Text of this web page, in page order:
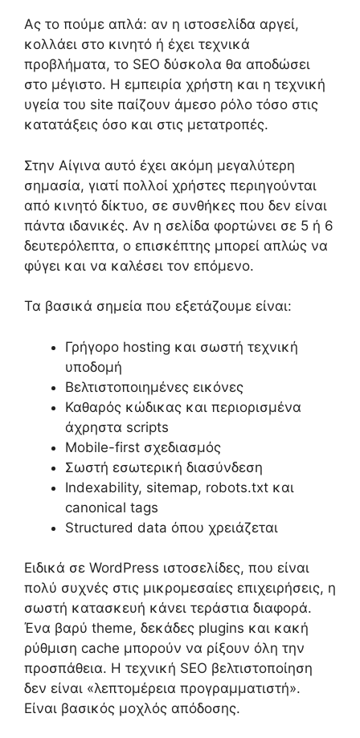
Ας το πούμε απλά: αν η ιστοσελίδα αργεί,
κολλάει στο κινητό ή έχει τεχνικά
προβλήματα, το SEO δύσκολα θα αποδώσει
στο μέγιστο. Η εμπειρία χρήστη και η τεχνική
υγεία του site παίζουν άμεσο ρόλο τόσο στις
κατατάξεις όσο και στις μετατροπές.
Στην Αίγινα αυτό έχει ακόμη μεγαλύτερη
σημασία, γιατί πολλοί χρήστες περιηγούνται
από κινητό δίκτυο, σε συνθήκες που δεν είναι
πάντα ιδανικές. Αν η σελίδα φορτώνει σε 5 ή 6
δευτερόλεπτα, ο επισκέπτης μπορεί απλώς να
φύγει και να καλέσει τον επόμενο.
Τα βασικά σημεία που εξετάζουμε είναι:
Γρήγορο hosting και σωστή τεχνική
υποδομή
Βελτιστοποιημένες εικόνες
Καθαρός κώδικας και περιορισμένα
άχρηστα scripts
Mobile-first σχεδιασμός
Σωστή εσωτερική διασύνδεση
Indexability, sitemap, robots.txt και
canonical tags
Structured data όπου χρειάζεται
Ειδικά σε WordPress ιστοσελίδες, που είναι
πολύ συχνές στις μικρομεσαίες επιχειρήσεις, η
σωστή κατασκευή κάνει τεράστια διαφορά.
Ένα βαρύ theme, δεκάδες plugins και κακή
ρύθμιση cache μπορούν να ρίξουν όλη την
προσπάθεια. Η τεχνική SEO βελτιστοποίηση
δεν είναι «λεπτομέρεια προγραμματιστή».
Είναι βασικός μοχλός απόδοσης.